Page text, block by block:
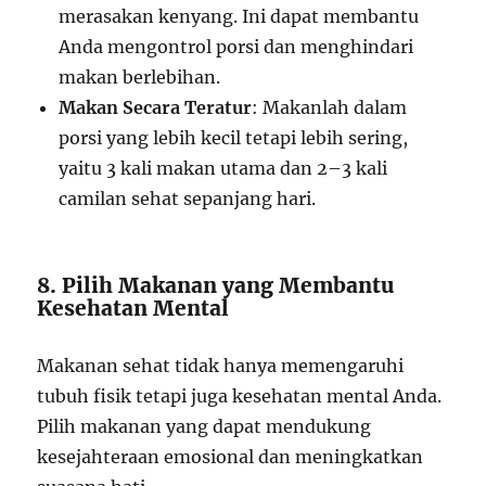
merasakan kenyang. Ini dapat membantu
Anda mengontrol porsi dan menghindari
makan berlebihan.
Makan Secara Teratur: Makanlah dalam
porsi yang lebih kecil tetapi lebih sering,
yaitu 3 kali makan utama dan 2–3 kali
camilan sehat sepanjang hari.
8. Pilih Makanan yang Membantu
Kesehatan Mental
Makanan sehat tidak hanya memengaruhi
tubuh fisik tetapi juga kesehatan mental Anda.
Pilih makanan yang dapat mendukung
kesejahteraan emosional dan meningkatkan